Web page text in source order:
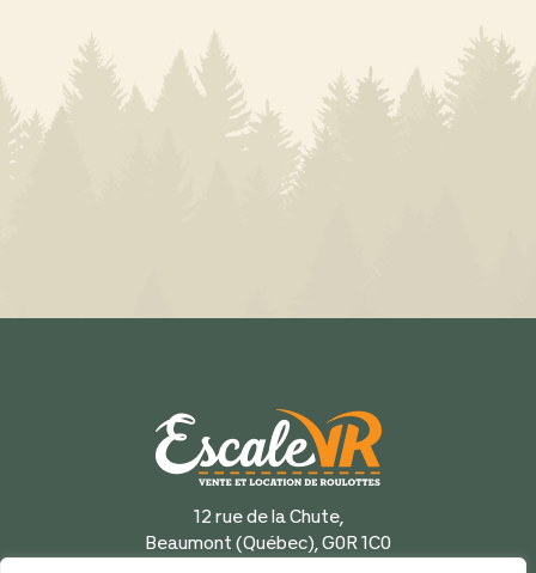
12 rue de la Chute,
Beaumont (Québec), G0R 1C0